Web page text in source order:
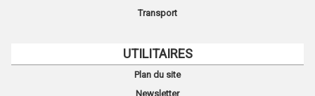
Transport
UTILITAIRES
Plan du site
Newsletter